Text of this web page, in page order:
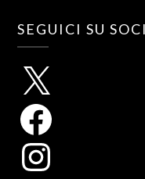
SEGUICI SU